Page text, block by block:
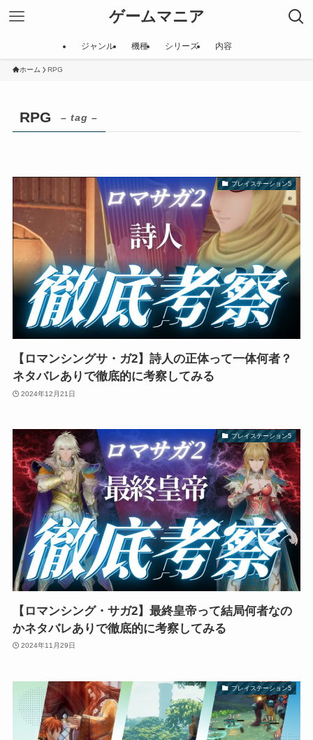
ゲームマニア
ジャンル 機種 シリーズ 内容
ホーム RPG
RPG – tag –
プレイステーション5
【ロマンシングサ・ガ2】詩人の正体って一体何者？
ネタバレありで徹底的に考察してみる
2024年12月21日
プレイステーション5
【ロマンシング・サガ2】最終皇帝って結局何者なの
かネタバレありで徹底的に考察してみる
2024年11月29日
プレイステーション5